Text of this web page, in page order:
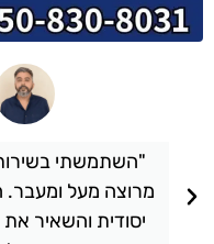
"השתמשתי בשירותי
מרוצה מעל ומעבר.
יסודית והשאיר